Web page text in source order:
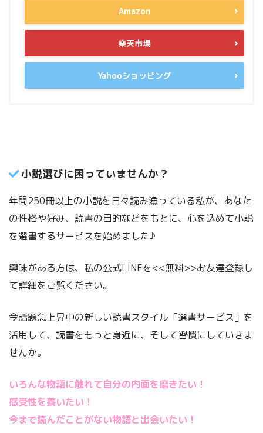
Amazon
楽天市場
Yahooショッピング
小説選びに困っていませんか？
年間250冊以上の小説を日々読み漁っている私が、あなた
の性格や好み、読書の目的などをもとに、心を込めて小説
を選書するサービスを始めました♪
興味がある方は、私の公式LINEを<<無料>>お友達登録し
て詳細をご覧ください。
今話題急上昇中の新しい読書スタイル「選書サービス」を
活用して、読書をもっと身近に、そして習慣にしていきま
せんか。
いろんな物語に触れて自分の内面を磨きたい！
感受性を養いたい！
今まで読んだことがない物語と出会いたい！